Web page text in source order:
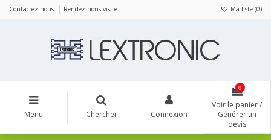
Contactez-nous Rendez-nous visite Ma liste (0)
Menu Chercher Connexion
0
Voir le panier /
Générer un
devis
Panneau de gestion des cookies